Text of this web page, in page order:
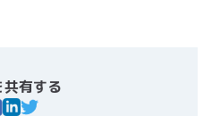
有する